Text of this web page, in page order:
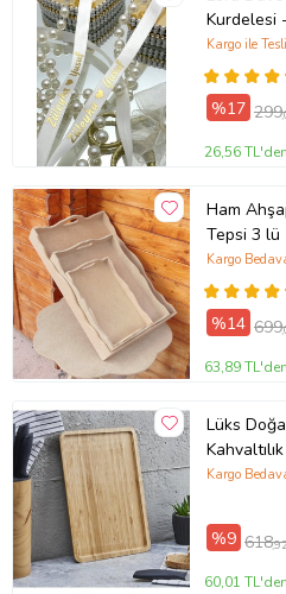
Kurdelesi
Yazı-
Kargo ile
%17 299
26,56
Ham
Tepsi 3 lü
Kargo
%14 699
63,89
Lüks
33x23cm
Kargo
%9 618
60,01